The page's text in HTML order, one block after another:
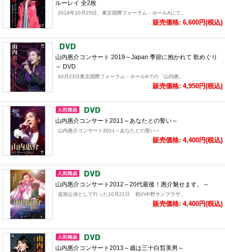
ルーレイ 全2枚
2018年10月25日、東京国際フォーラム・ホールAにて..
販売価格: 6,600円(税込)
山内惠介コンサート 2019～Japan 季節に抱かれて 歌めぐり
～ DVD
10月23日東京国際フォーラム・ホールAでの「山内惠..
販売価格: 4,950円(税込)
山内惠介コンサート2011～あなたとの誓い～
山内惠介コンサート2011～あなたとの誓い～
販売価格: 4,400円(税込)
山内惠介コンサート2012～20代最後！惠介魅せます。～
追加公演として行った10月21日 初の中野サンプラザ..
販売価格: 4,400円(税込)
山内惠介コンサート2013～歳は三十白皙美男～